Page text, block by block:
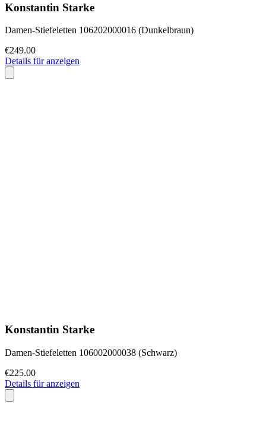
Konstantin Starke
Damen-Stiefeletten 106202000016 (Dunkelbraun)
€249.00
Details für anzeigen
Konstantin Starke
Damen-Stiefeletten 106002000038 (Schwarz)
€225.00
Details für anzeigen